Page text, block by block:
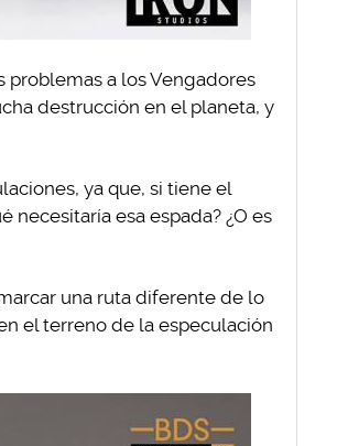
problemas a los Vengadores
destrucción en el planeta, y
ya que, si tiene el
esa espada? ¿O es
una ruta diferente de lo
el terreno de la especulación